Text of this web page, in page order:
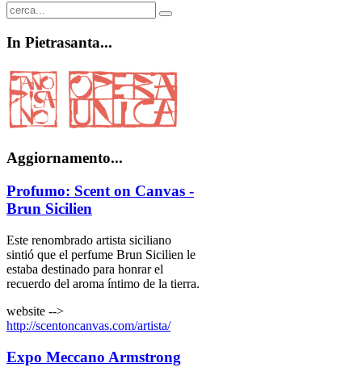
In Pietrasanta...
Aggiornamento...
Profumo: Scent on Canvas -
Brun Sicilien
Este renombrado artista siciliano
sintió que el perfume Brun Sicilien le
estaba destinado para honrar el
recuerdo del aroma íntimo de la tierra.
website -->
http://scentoncanvas.com/artista/
Expo Meccano Armstrong